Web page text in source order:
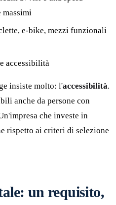
e-bike, mezzi funzionali
e accessibilità
insiste molto: l'accessibilità.
anche da persone con
che investe in
rispetto ai criteri di selezione
un requisito,